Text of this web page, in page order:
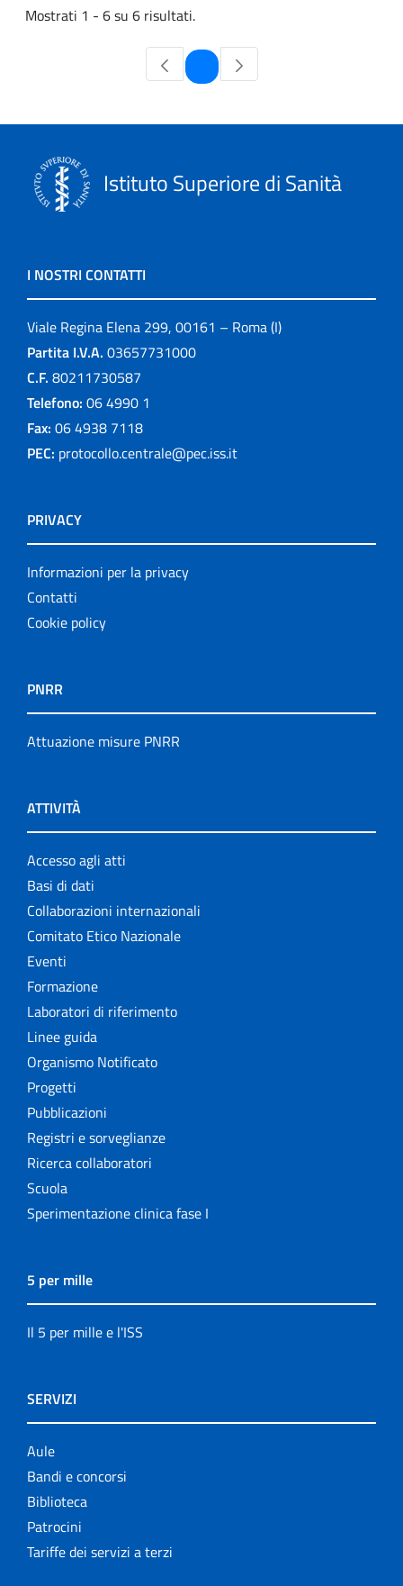
Mostrati 1 - 6 su 6 risultati.
Pagina
Istituto Superiore di Sanità
I NOSTRI CONTATTI
Viale Regina Elena 299, 00161 – Roma (I)
Partita I.V.A. 03657731000
C.F. 80211730587
Telefono: 06 4990 1
Fax: 06 4938 7118
PEC: protocollo.centrale@pec.iss.it
PRIVACY
Informazioni per la privacy
Contatti
Cookie policy
PNRR
Attuazione misure PNRR
ATTIVITÀ
Accesso agli atti
Basi di dati
Collaborazioni internazionali
Comitato Etico Nazionale
Eventi
Formazione
Laboratori di riferimento
Linee guida
Organismo Notificato
Progetti
Pubblicazioni
Registri e sorveglianze
Ricerca collaboratori
Scuola
Sperimentazione clinica fase I
5 per mille
Il 5 per mille e l'ISS
SERVIZI
Aule
Bandi e concorsi
Biblioteca
Patrocini
Tariffe dei servizi a terzi